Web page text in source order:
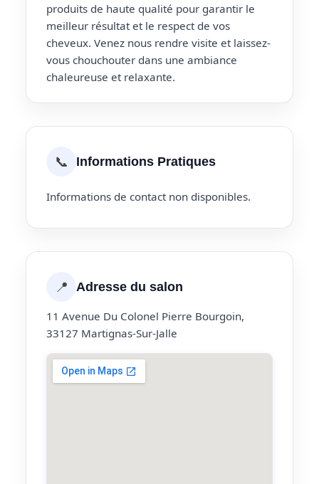
produits de haute qualité pour garantir le
meilleur résultat et le respect de vos
cheveux. Venez nous rendre visite et laissez-
vous chouchouter dans une ambiance
chaleureuse et relaxante.
📞 Informations Pratiques
Informations de contact non disponibles.
📍 Adresse du salon
11 Avenue Du Colonel Pierre Bourgoin,
33127 Martignas-Sur-Jalle